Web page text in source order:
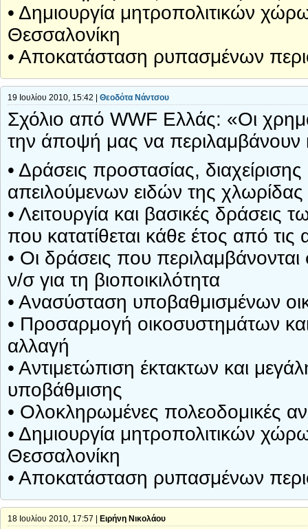
• Δημιουργία μητροπολιτικών
Θεσσαλονίκη
• Αποκατάσταση ρυπασμένων
19 Ιουλίου 2010, 15:42 | Θεοδότα Νάντσου
Σχόλιο από WWF Ελλάς: «Οι
την άποψή μας να περιλαμβάνουν
• Δράσεις προστασίας,
απειλούμενων ειδών της χλωρίδας
• Λειτουργία και βασικές δράσεις
που κατατίθεται κάθε έτος από
• Οι δράσεις που
ν/σ για τη βιοποικιλότητα
• Ανασύσταση υποβαθμισμένων
• Προσαρμογή οικοσυστημάτων
αλλαγή
• Αντιμετώπιση έκτακτων και
υποβάθμισης
• Ολοκληρωμένες πολεοδομικές
• Δημιουργία μητροπολιτικών
Θεσσαλονίκη
• Αποκατάσταση ρυπασμένων
18 Ιουλίου 2010, 17:57 | Ειρήνη Νικολάου